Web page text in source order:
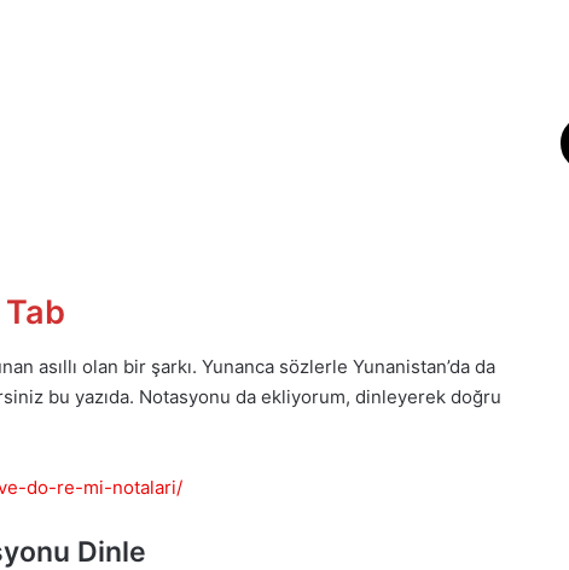
asıllı olan bir şarkı. Yunanca sözlerle Yunanistan’da da
bu yazıda. Notasyonu da ekliyorum, dinleyerek doğru
do-re-mi-notalari/
Dinle